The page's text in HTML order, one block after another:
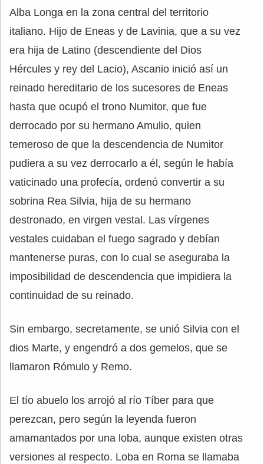
Alba Longa en la zona central del territorio
italiano. Hijo de Eneas y de Lavinia, que a su vez
era hija de Latino (descendiente del Dios
Hércules y rey del Lacio), Ascanio inició así un
reinado hereditario de los sucesores de Eneas
hasta que ocupó el trono Numitor, que fue
derrocado por su hermano Amulio, quien
temeroso de que la descendencia de Numitor
pudiera a su vez derrocarlo a él, según le había
vaticinado una profecía, ordenó convertir a su
sobrina Rea Silvia, hija de su hermano
destronado, en virgen vestal. Las vírgenes
vestales cuidaban el fuego sagrado y debían
mantenerse puras, con lo cual se aseguraba la
imposibilidad de descendencia que impidiera la
continuidad de su reinado.
Sin embargo, secretamente, se unió Silvia con el
dios Marte, y engendró a dos gemelos, que se
llamaron Rómulo y Remo.
El tío abuelo los arrojó al río Tíber para que
perezcan, pero según la leyenda fueron
amamantados por una loba, aunque existen otras
versiones al respecto. Loba en Roma se llamaba